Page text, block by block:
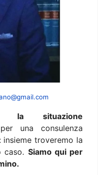
la situazione
una consulenza
insieme troveremo la
caso. Siamo qui per